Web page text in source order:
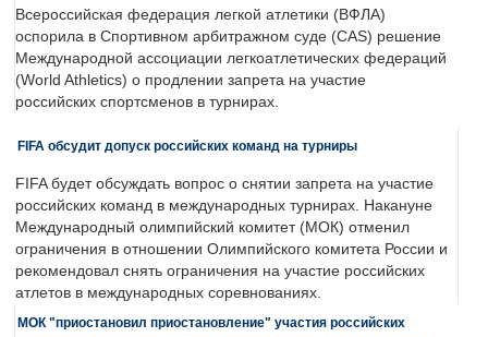
Всероссийская федерация легкой атлетики (ВФЛА)
оспорила в Спортивном арбитражном суде (CAS) решение
Международной ассоциации легкоатлетических федераций
(World Athletics) о продлении запрета на участие
российских спортсменов в турнирах.
FIFA обсудит допуск российских команд на турниры
FIFA будет обсуждать вопрос о снятии запрета на участие
российских команд в международных турнирах. Накануне
Международный олимпийский комитет (МОК) отменил
ограничения в отношении Олимпийского комитета России и
рекомендовал снять ограничения на участие российских
атлетов в международных соревнованиях.
МОК "приостановил приостановление" участия российских